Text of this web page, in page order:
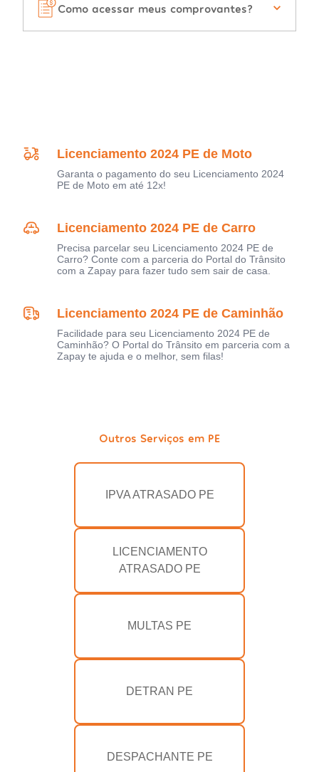
Como acessar meus comprovantes?
Licenciamento 2024 PE de Moto
Garanta o pagamento do seu Licenciamento 2024
PE de Moto em até 12x!
Licenciamento 2024 PE de Carro
Precisa parcelar seu Licenciamento 2024 PE de
Carro? Conte com a parceria do Portal do Trânsito
com a Zapay para fazer tudo sem sair de casa.
Licenciamento 2024 PE de Caminhão
Facilidade para seu Licenciamento 2024 PE de
Caminhão? O Portal do Trânsito em parceria com a
Zapay te ajuda e o melhor, sem filas!
Outros Serviços em PE
IPVA ATRASADO PE
LICENCIAMENTO
ATRASADO PE
MULTAS PE
DETRAN PE
DESPACHANTE PE